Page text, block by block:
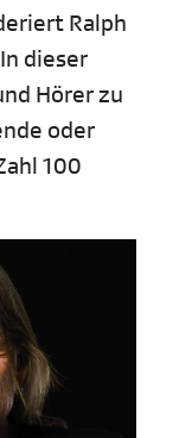
Ralph
dieser
Hörer zu
oder
100